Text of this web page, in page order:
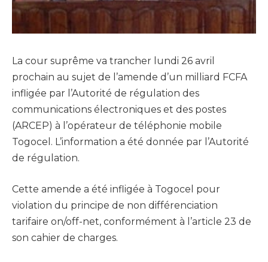
La cour suprême va trancher lundi 26 avril
prochain au sujet de l’amende d’un milliard FCFA
infligée par l’Autorité de régulation des
communications électroniques et des postes
(ARCEP) à l’opérateur de téléphonie mobile
Togocel. L’information a été donnée par l’Autorité
de régulation.
Cette amende a été infligée à Togocel pour
violation du principe de non différenciation
tarifaire on/off-net, conformément à l’article 23 de
son cahier de charges.